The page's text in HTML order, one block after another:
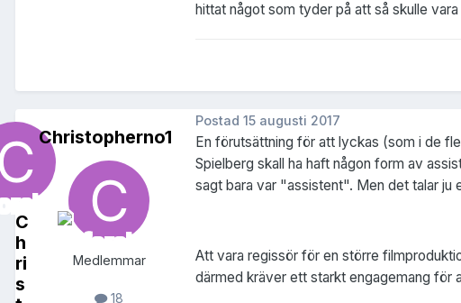
hittat något som tyder på att så skulle
C
h
ri
s
Christopherno1
Medlemmar
18
Postad 15 augusti 2017
En förutsättning för att lyckas (som i de
Spielberg skall ha haft någon form av
sagt bara var "assistent". Men det talar ju
Att vara regissör för en större
därmed kräver ett starkt engagemang för